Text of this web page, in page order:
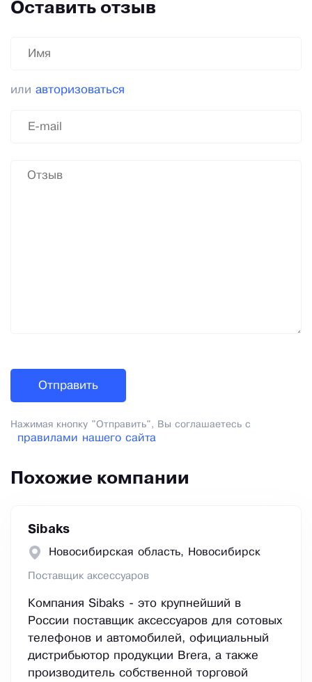
Оставить отзыв
или авторизоваться
Нажимая кнопку "Отправить", Вы соглашаетесь с
правилами нашего сайта
Похожие компании
Sibaks
Новосибирская область, Новосибирск
Поставщик аксессуаров
Компания Sibaks - это крупнейший в
России поставщик аксессуаров для сотовых
телефонов и автомобилей, официальный
дистрибьютор продукции Brera, а также
производитель собственной торговой